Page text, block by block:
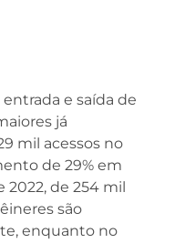
e saída de
já
mil acessos no
de 29% em
2022, de 254 mil
são
enquanto no